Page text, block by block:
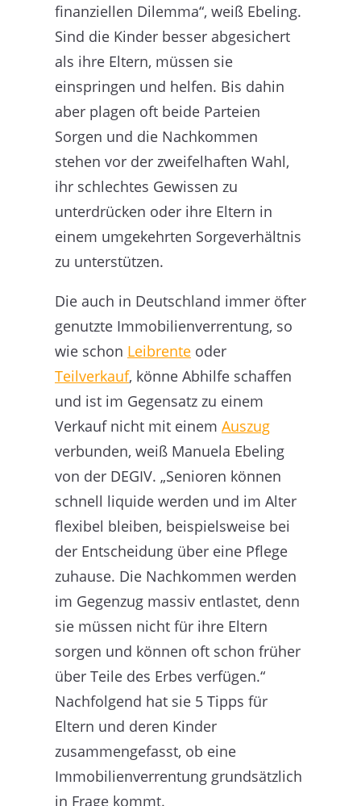
finanziellen Dilemma“, weiß Ebeling.
Sind die Kinder besser abgesichert
als ihre Eltern, müssen sie
einspringen und helfen. Bis dahin
aber plagen oft beide Parteien
Sorgen und die Nachkommen
stehen vor der zweifelhaften Wahl,
ihr schlechtes Gewissen zu
unterdrücken oder ihre Eltern in
einem umgekehrten Sorgeverhältnis
zu unterstützen.
Die auch in Deutschland immer öfter
genutzte Immobilienverrentung, so
wie schon Leibrente oder
Teilverkauf, könne Abhilfe schaffen
und ist im Gegensatz zu einem
Verkauf nicht mit einem Auszug
verbunden, weiß Manuela Ebeling
von der DEGIV. „Senioren können
schnell liquide werden und im Alter
flexibel bleiben, beispielsweise bei
der Entscheidung über eine Pflege
zuhause. Die Nachkommen werden
im Gegenzug massiv entlastet, denn
sie müssen nicht für ihre Eltern
sorgen und können oft schon früher
über Teile des Erbes verfügen.“
Nachfolgend hat sie 5 Tipps für
Eltern und deren Kinder
zusammengefasst, ob eine
Immobilienverrentung grundsätzlich
in Frage kommt.